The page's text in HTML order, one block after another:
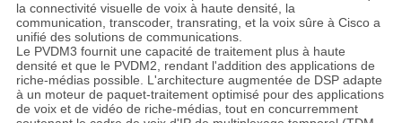
la connectivité visuelle de voix à haute densité, la
communication, transcoder, transrating, et la voix sûre à Cisco a
unifié des solutions de communications.
Le PVDM3 fournit une capacité de traitement plus à haute
densité et que le PVDM2, rendant l'addition des applications de
riche-médias possible. L'architecture augmentée de DSP adapte
à un moteur de paquet-traitement optimisé pour des applications
de voix et de vidéo de riche-médias, tout en concurremment